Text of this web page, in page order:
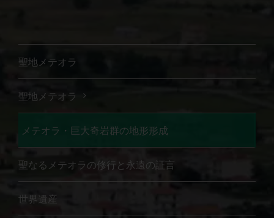
聖地メテオラ
聖地メテオラ
メテオラ・巨大奇岩群の地形形成
聖なるメテオラの修行と永遠の証言
世界遺産